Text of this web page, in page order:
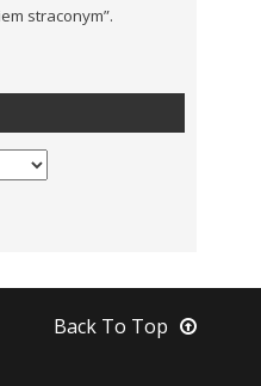
straconym”.
Back To Top